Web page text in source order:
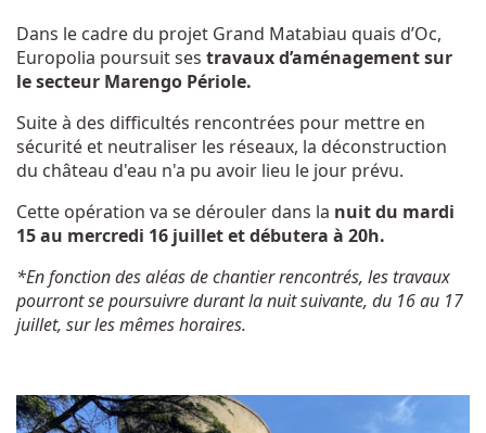
Dans le cadre du projet Grand Matabiau quais d’Oc,
Europolia poursuit ses travaux d’aménagement sur
le secteur Marengo Périole.
Suite à des difficultés rencontrées pour mettre en
sécurité et neutraliser les réseaux, la déconstruction
du château d'eau n'a pu avoir lieu le jour prévu.
Cette opération va se dérouler dans la nuit du mardi
15 au mercredi 16 juillet et débutera à 20h.
*En fonction des aléas de chantier rencontrés, les travaux
pourront se poursuivre durant la nuit suivante, du 16 au 17
juillet, sur les mêmes horaires.